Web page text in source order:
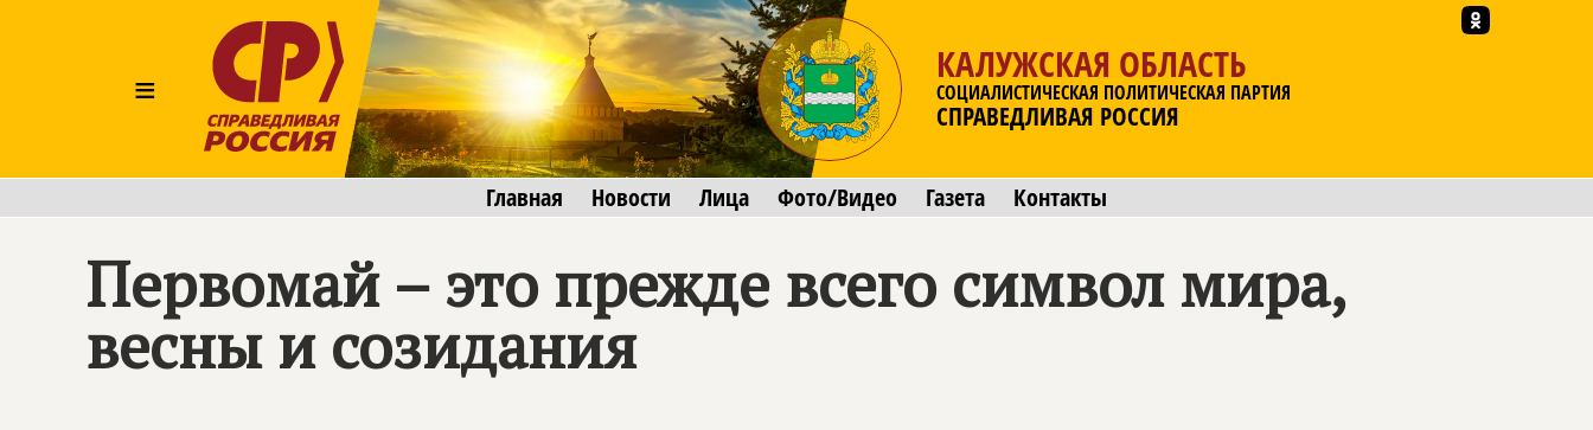
≡
КАЛУЖСКАЯ ОБЛАСТЬ
СОЦИАЛИСТИЧЕСКАЯ ПОЛИТИЧЕСКАЯ ПАРТИЯ
СПРАВЕДЛИВАЯ РОССИЯ
Главная Новости Лица Фото/Видео Газета Контакты
Первомай – это прежде всего символ мира,
весны и созидания